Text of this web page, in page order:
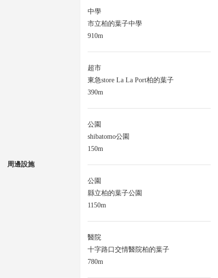
周邊設施
中學
市立柏的葉子中學
910m
超市
東急store La La Port柏的葉子
390m
公園
shibatomo公園
150m
公園
縣立柏的葉子公園
1150m
醫院
十字路口交情醫院柏的葉子
780m